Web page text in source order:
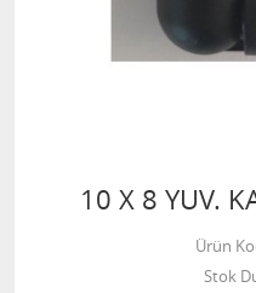
10 X 8 YUV.
Ürün
Stok